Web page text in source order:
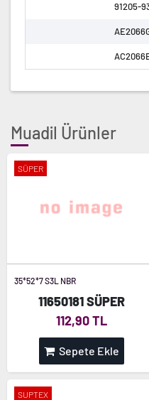
91205-
Muadil Ürünler
SÜPER
35*52*7 S3L NBR
11650181 SÜPER
112,90 TL
Sepete Ekle
SUPTEX